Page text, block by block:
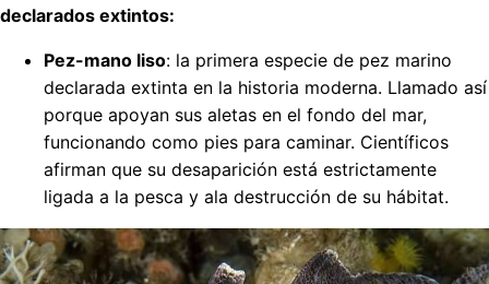
declarados extintos:
Pez-mano liso: la primera especie de pez marino
declarada extinta en la historia moderna. Llamado así
porque apoyan sus aletas en el fondo del mar,
funcionando como pies para caminar. Científicos
afirman que su desaparición está estrictamente
ligada a la pesca y ala destrucción de su hábitat.